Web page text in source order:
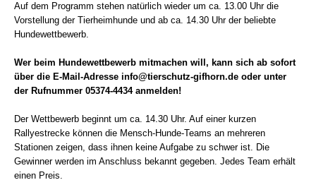
Auf dem Programm stehen natürlich wieder um ca. 13.00 Uhr die
Vorstellung der Tierheimhunde und ab ca. 14.30 Uhr der beliebte
Hundewettbewerb.
Wer beim Hundewettbewerb mitmachen will, kann sich ab sofort
über die E-Mail-Adresse info@tierschutz-gifhorn.de oder unter
der Rufnummer 05374-4434 anmelden!
Der Wettbewerb beginnt um ca. 14.30 Uhr. Auf einer kurzen
Rallyestrecke können die Mensch-Hunde-Teams an mehreren
Stationen zeigen, dass ihnen keine Aufgabe zu schwer ist. Die
Gewinner werden im Anschluss bekannt gegeben. Jedes Team erhält
einen Preis.